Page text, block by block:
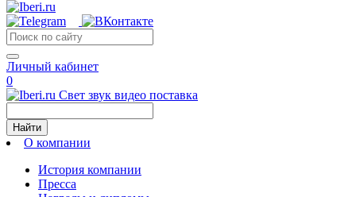
Личный кабинет
0
Свет звук видео поставка
Найти
О компании
История компании
Пресса